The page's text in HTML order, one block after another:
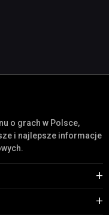
o grach w Polsce,
i najlepsze informacje